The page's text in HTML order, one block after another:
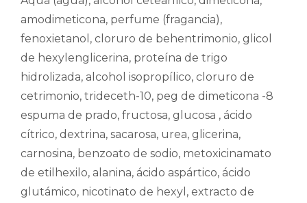
amodimeticona, perfume (fragancia),
fenoxietanol, cloruro de behentrimonio, glicol
de hexylenglicerina, proteína de trigo
hidrolizada, alcohol isopropílico, cloruro de
cetrimonio, trideceth-10, peg de dimeticona -8
espuma de prado, fructosa, glucosa , ácido
cítrico, dextrina, sacarosa, urea, glicerina,
carnosina, benzoato de sodio, metoxicinamato
de etilhexilo, alanina, ácido aspártico, ácido
glutámico, nicotinato de hexyl, extracto de